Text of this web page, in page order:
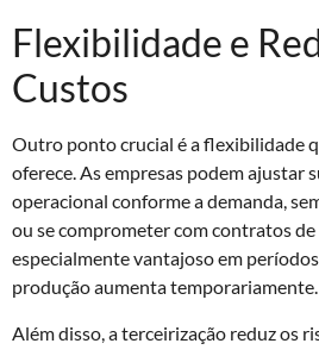
Flexibilidade e
Custos
Outro ponto crucial é a flexibilidade
oferece. As empresas podem ajustar
operacional conforme a demanda,
ou se comprometer com contratos de
especialmente vantajoso em
produção aumenta temporariamente.
Além disso, a terceirização reduz os